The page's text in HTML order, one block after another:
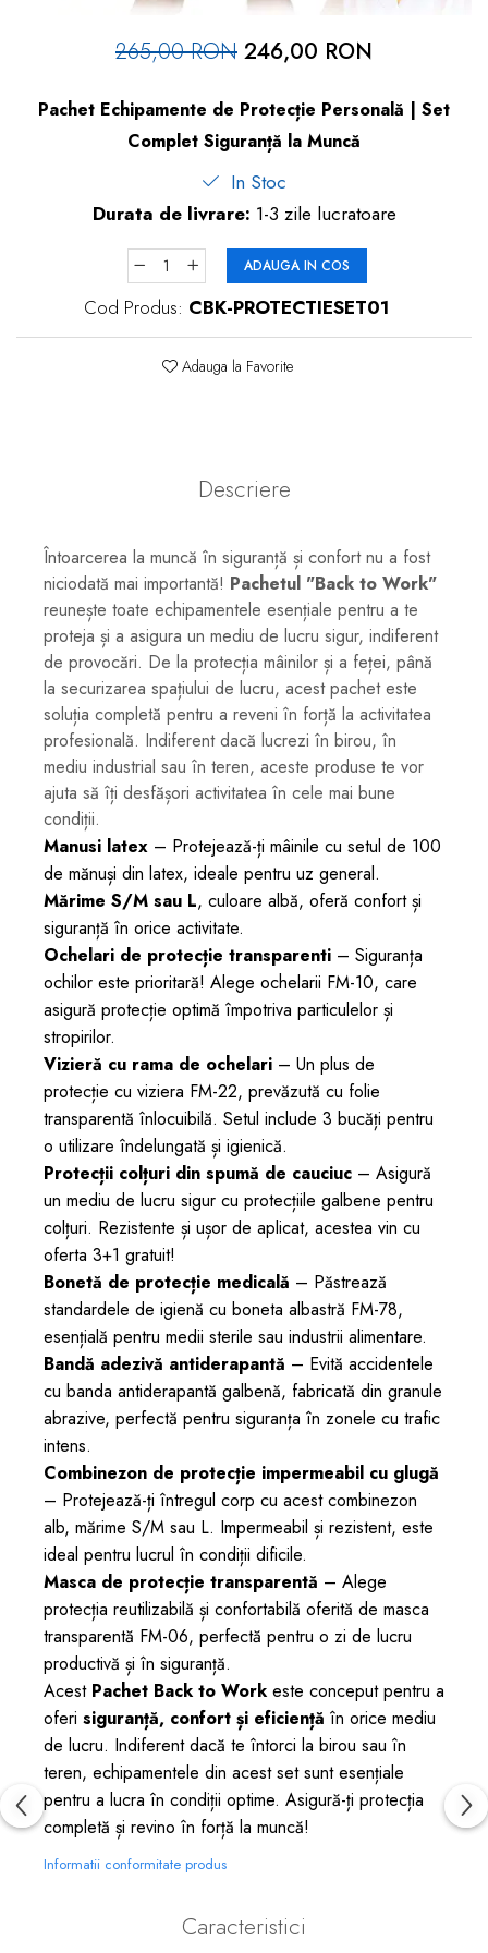
Produse îngrijire copii
Igiena copii
265,00 RON 246,00 RON
Pachet Echipamente de Protecție Personală | Set
Complet Siguranță la Muncă
In Stoc
Durata de livrare: 1-3 zile lucratoare
ADAUGA IN COS
Cod Produs: CBK-PROTECTIESET01
Adauga la Favorite
Descriere
Întoarcerea la muncă în siguranță și confort nu a fost
niciodată mai importantă! Pachetul "Back to Work"
reunește toate echipamentele esențiale pentru a te
proteja și a asigura un mediu de lucru sigur, indiferent
de provocări. De la protecția mâinilor și a feței, până
la securizarea spațiului de lucru, acest pachet este
soluția completă pentru a reveni în forță la activitatea
profesională. Indiferent dacă lucrezi în birou, în
mediu industrial sau în teren, aceste produse te vor
ajuta să îți desfășori activitatea în cele mai bune
condiții.
Manusi latex – Protejează-ți mâinile cu setul de 100
de mănuși din latex, ideale pentru uz general.
Mărime S/M sau L, culoare albă, oferă confort și
siguranță în orice activitate.
Ochelari de protecție transparenti – Siguranța
ochilor este prioritară! Alege ochelarii FM-10, care
asigură protecție optimă împotriva particulelor și
stropirilor.
Vizieră cu rama de ochelari – Un plus de
protecție cu viziera FM-22, prevăzută cu folie
transparentă înlocuibilă. Setul include 3 bucăți pentru
o utilizare îndelungată și igienică.
Protecții colțuri din spumă de cauciuc – Asigură
un mediu de lucru sigur cu protecțiile galbene pentru
colțuri. Rezistente și ușor de aplicat, acestea vin cu
oferta 3+1 gratuit!
Bonetă de protecție medicală – Păstrează
standardele de igienă cu boneta albastră FM-78,
esențială pentru medii sterile sau industrii alimentare.
Bandă adezivă antiderapantă – Evită accidentele
cu banda antiderapantă galbenă, fabricată din granule
abrazive, perfectă pentru siguranța în zonele cu trafic
intens.
Combinezon de protecție impermeabil cu glugă
– Protejează-ți întregul corp cu acest combinezon
alb, mărime S/M sau L. Impermeabil și rezistent, este
ideal pentru lucrul în condiții dificile.
Masca de protecție transparentă – Alege
protecția reutilizabilă și confortabilă oferită de masca
transparentă FM-06, perfectă pentru o zi de lucru
productivă și în siguranță.
Acest Pachet Back to Workeste conceput pentru a
oferi siguranță, confort și eficiență în orice mediu
de lucru. Indiferent dacă te întorci la birou sau în
teren, echipamentele din acest set sunt esențiale
pentru a lucra în condiții optime. Asigură-ți protecția
completă și revino în forță la muncă!
Informatii conformitate produs
Caracteristici